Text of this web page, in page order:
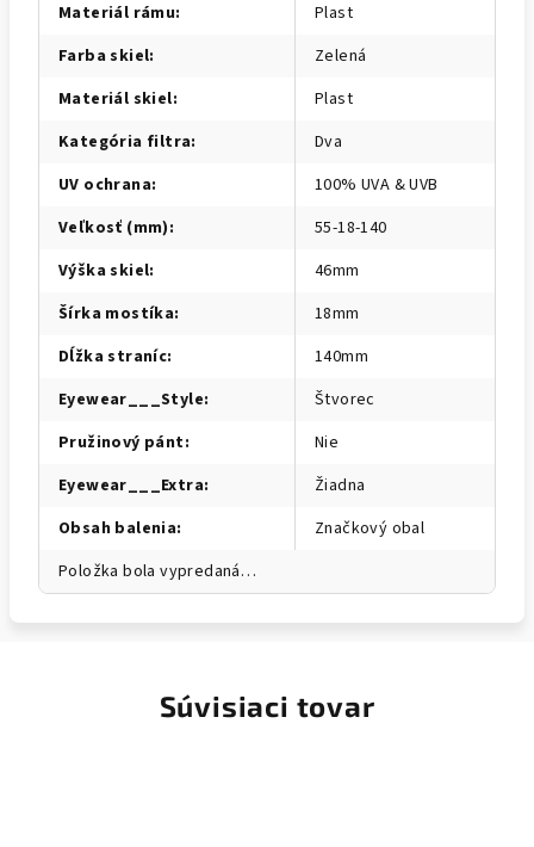
Materiál rámu:
Plast
Farba skiel:
Zelená
Materiál skiel:
Plast
Kategória filtra:
Dva
UV ochrana:
100% UVA & UVB
Veľkosť (mm):
55-18-140
Výška skiel:
46mm
Šírka mostíka:
18mm
Dĺžka straníc:
140mm
Eyewear___Style:
Štvorec
Pružinový pánt:
Nie
Eyewear___Extra:
Žiadna
Obsah balenia:
Značkový obal
Položka bola vypredaná…
Súvisiaci tovar